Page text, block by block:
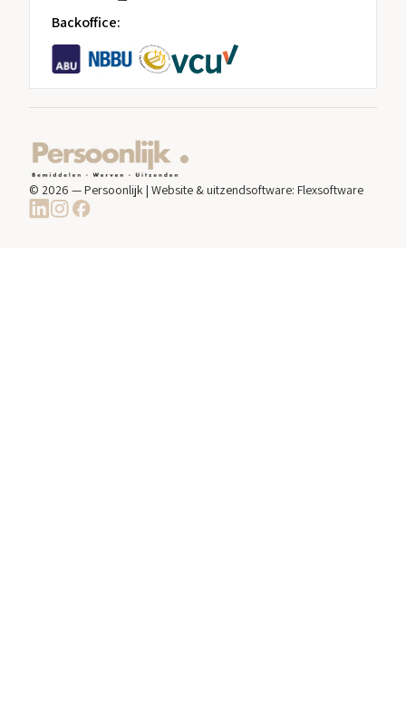
Backoffice:
© 2026 — Persoonlijk | Website & uitzendsoftware: Flexsoftware